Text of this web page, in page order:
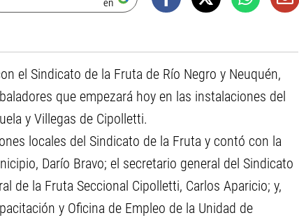
en
el Sindicato de la Fruta de Río Negro y Neuquén,
que empezará hoy en las instalaciones del
y Villegas de Cipolletti.
locales del Sindicato de la Fruta y contó con la
Darío Bravo; el secretario general del Sindicato
de la Fruta Seccional Cipolletti, Carlos Aparicio; y,
y Oficina de Empleo de la Unidad de